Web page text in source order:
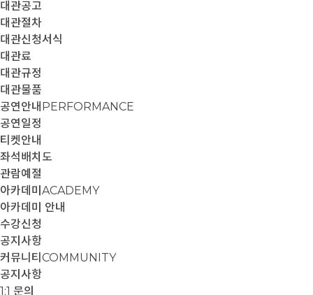
대관공고
대관절차
대관신청서식
대관료
대관규정
대관물품
공연안내 PERFORMANCE
공연일정
티켓안내
좌석배치도
관람예절
아카데미 ACADEMY
아카데미 안내
수강신청
공지사항
커뮤니티 COMMUNITY
공지사항
1:1 문의